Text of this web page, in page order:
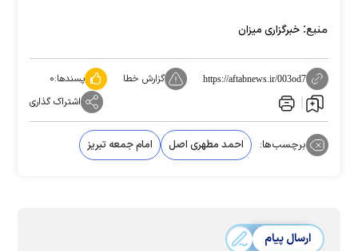
منبع: خبرگزاری میزان
https://aftabnews.ir/003od7 گزارش خطا پسندها:۰
اشتراک گذاری
برچسب‌ها: احمد مطهری اصل امام جمعه تبریز
ارسال پیام